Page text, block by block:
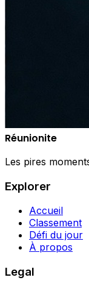
Réunionite
Les pires
Explorer
Accueil
Classement
Défi du jour
À propos
Legal